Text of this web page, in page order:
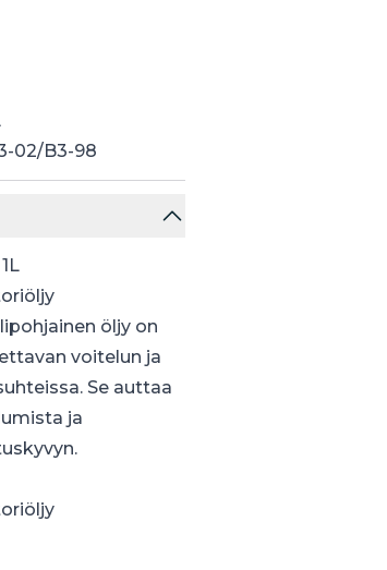
02/B3-98
öljy on
voitelun ja
Se auttaa
ja